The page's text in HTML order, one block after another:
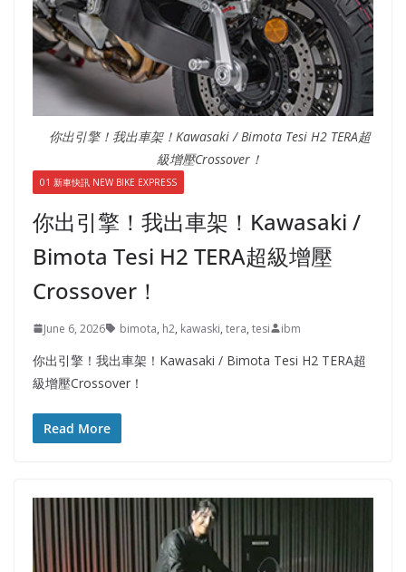
你出引擎！我出車架！Kawasaki / Bimota Tesi H2 TERA超
級增壓Crossover！
01 新車快訊 NEW BIKE EXPRESS
你出引擎！我出車架！Kawasaki /
Bimota Tesi H2 TERA超級增壓
Crossover！
June 6, 2026 bimota, h2, kawaski, tera, tesi ibm
你出引擎！我出車架！Kawasaki / Bimota Tesi H2 TERA超
級增壓Crossover！
Read More